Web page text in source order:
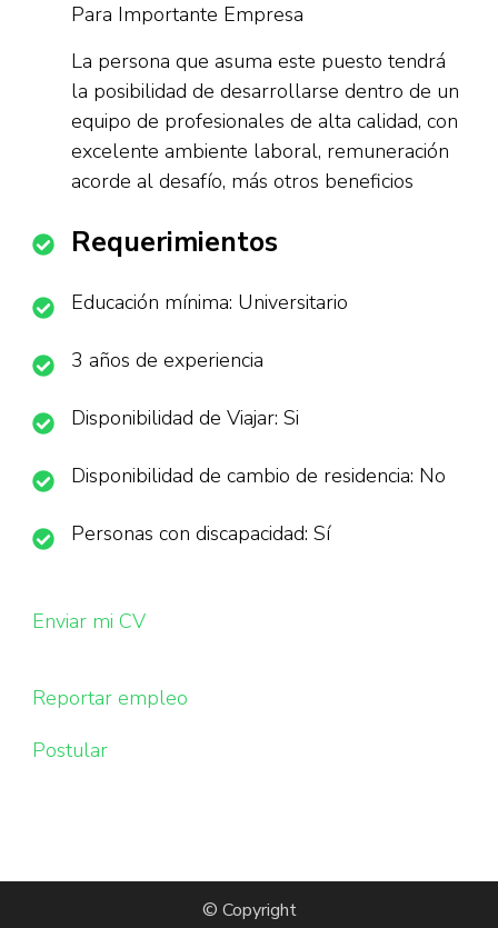
Para Importante Empresa
La persona que asuma este puesto tendrá
la posibilidad de desarrollarse dentro de un
equipo de profesionales de alta calidad, con
excelente ambiente laboral, remuneración
acorde al desafío, más otros beneficios
Requerimientos
Educación mínima: Universitario
3 años de experiencia
Disponibilidad de Viajar: Si
Disponibilidad de cambio de residencia: No
Personas con discapacidad: Sí
Enviar mi CV
Reportar empleo
Postular
© Copyright